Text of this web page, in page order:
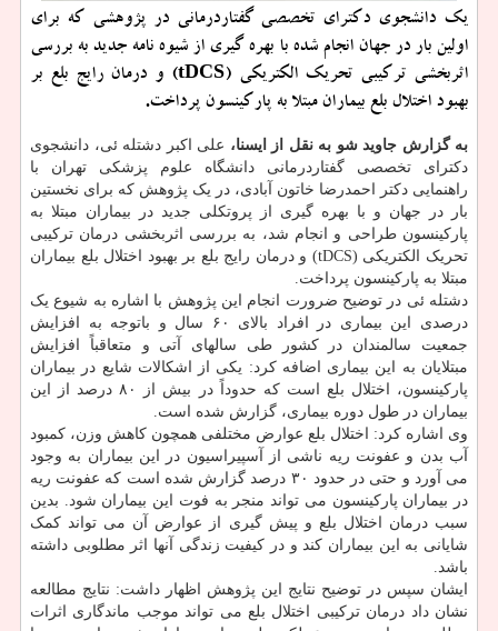
یک دانشجوی دکترای تخصصی گفتاردرمانی در پژوهشی که برای
اولین بار در جهان انجام شده با بهره گیری از شیوه نامه جدید به بررسی
اثربخشی ترکیبی تحریک الکتریکی (tDCS) و درمان رایج بلع بر
بهبود اختلال بلع بیماران مبتلا به پارکینسون پرداخت.
به گزارش جاوید شو به نقل از ایسنا، علی اکبر دشتله ئی، دانشجوی
دکترای تخصصی گفتاردرمانی دانشگاه علوم پزشکی تهران با
راهنمایی دکتر احمدرضا خاتون آبادی، در یک پژوهش که برای نخستین
بار در جهان و با بهره گیری از پروتکلی جدید در بیماران مبتلا به
پارکینسون طراحی و انجام شد، به بررسی اثربخشی درمان ترکیبی
تحریک الکتریکی (tDCS) و درمان رایج بلع بر بهبود اختلال بلع بیماران
مبتلا به پارکینسون پرداخت.
دشتله ئی در توضیح ضرورت انجام این پژوهش با اشاره به شیوع یک
درصدی این بیماری در افراد بالای ۶۰ سال و باتوجه به افزایش
جمعیت سالمندان در کشور طی سالهای آتی و متعاقباً افزایش
مبتلایان به این بیماری اضافه کرد: یکی از اشکالات شایع در بیماران
پارکینسون، اختلال بلع است که حدوداً در بیش از ۸۰ درصد از این
بیماران در طول دوره بیماری، گزارش شده است.
وی اشاره کرد: اختلال بلع عوارض مختلفی همچون کاهش وزن، کمبود
آب بدن و عفونت ریه ناشی از آسپیراسیون در این بیماران به وجود
می آورد و حتی در حدود ۳۰ درصد گزارش شده است که عفونت ریه
در بیماران پارکینسون می تواند منجر به فوت این بیماران شود. بدین
سبب درمان اختلال بلع و پیش گیری از عوارض آن می تواند کمک
شایانی به این بیماران کند و در کیفیت زندگی آنها اثر مطلوبی داشته
باشد.
ایشان سپس در توضیح نتایج این پژوهش اظهار داشت: نتایج مطالعه
نشان داد درمان ترکیبی اختلال بلع می تواند موجب ماندگاری اثرات